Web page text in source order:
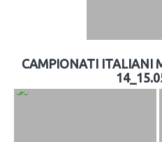
CAMPIONATI ITALIANI